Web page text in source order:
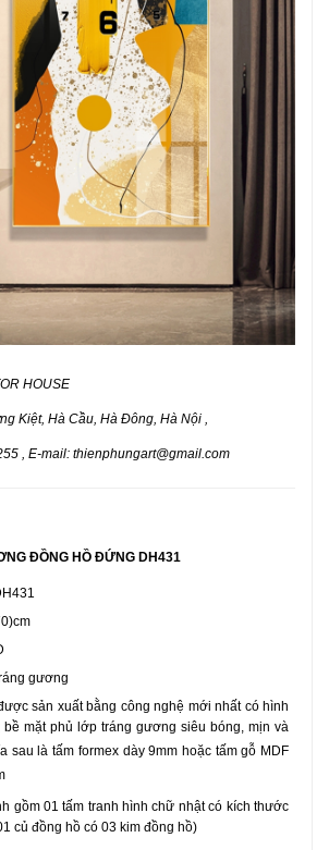
HOUSE
Kiệt, Hà Cầu, Hà Đông, Hà Nội ,
, E-mail: thienphungart@gmail.com
ĐỒNG HỒ ĐỨNG DH431
gương
sản xuất bằng công nghệ mới nhất có hình
mặt phủ lớp tráng gương siêu bóng, mịn và
sau là tấm formex dày 9mm hoặc tấm gỗ MDF
gồm 01 tấm tranh hình chữ nhật có kích thước
củ đồng hồ có 03 kim đồng hồ)